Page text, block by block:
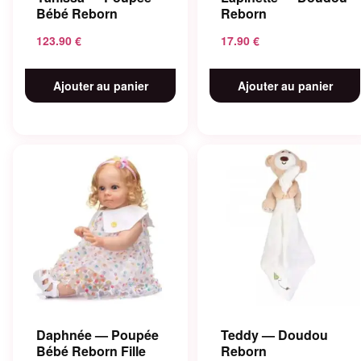
Bébé Reborn
123.90 €
Ajouter au panier
Reborn
17.90 €
Ajouter au panier
Daphnée — Poupée
Bébé Reborn Fille
Teddy — Doudou
Reborn